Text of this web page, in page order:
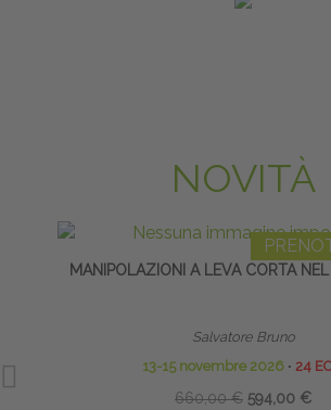
NOVITÀ
MANIPOLAZIONI A LEVA CORTA
Salvatore Bruno
13-15 novembre 2026 ∙ 24
660,00 € 594,00 €